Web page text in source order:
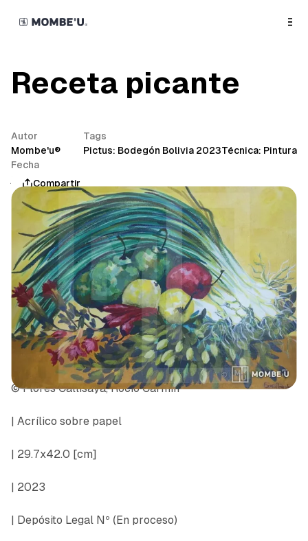
Receta picante
Autor
Mombe'u®
Tags
Pictus: Bodegón Bolivia 2023Técnica: Pintura
Fecha
junio 14, 2023
Compartir
© Flores Callisaya, Rocío Carmín
| Acrílico sobre papel
| 29.7x42.0 [cm]
| 2023
| Depósito Legal Nº (En proceso)